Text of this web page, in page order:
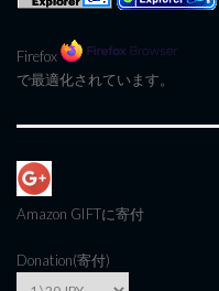
Firefox
で最適化されています。
Amazon GIFTに寄付
Donation(寄付)